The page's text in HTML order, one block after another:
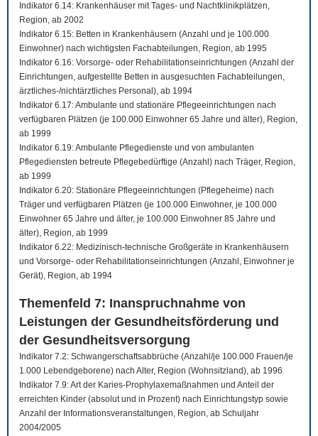
Indikator 6.14: Krankenhäuser mit Tages- und Nachtklinikplätzen,
Region, ab 2002
Indikator 6.15: Betten in Krankenhäusern (Anzahl und je 100.000
Einwohner) nach wichtigsten Fachabteilungen, Region, ab 1995
Indikator 6.16: Vorsorge- oder Rehabilitationseinrichtungen (Anzahl der
Einrichtungen, aufgestellte Betten in ausgesuchten Fachabteilungen,
ärztliches-/nichtärztliches Personal), ab 1994
Indikator 6.17: Ambulante und stationäre Pflegeeinrichtungen nach
verfügbaren Plätzen (je 100.000 Einwohner 65 Jahre und älter), Region,
ab 1999
Indikator 6.19: Ambulante Pflegedienste und von ambulanten
Pflegediensten betreute Pflegebedürftige (Anzahl) nach Träger, Region,
ab 1999
Indikator 6.20: Stationäre Pflegeeinrichtungen (Pflegeheime) nach
Träger und verfügbaren Plätzen (je 100.000 Einwohner, je 100.000
Einwohner 65 Jahre und älter, je 100.000 Einwohner 85 Jahre und
älter), Region, ab 1999
Indikator 6.22: Medizinisch-technische Großgeräte in Krankenhäusern
und Vorsorge- oder Rehabilitationseinrichtungen (Anzahl, Einwohner je
Gerät), Region, ab 1994
Themenfeld 7: Inanspruchnahme von
Leistungen der Gesundheitsförderung und
der Gesundheitsversorgung
Indikator 7.2: Schwangerschaftsabbrüche (Anzahl/je 100.000 Frauen/je
1.000 Lebendgeborene) nach Alter, Region (Wohnsitzland), ab 1996
Indikator 7.9: Art der Karies-Prophylaxemaßnahmen und Anteil der
erreichten Kinder (absolut und in Prozent) nach Einrichtungstyp sowie
Anzahl der Informationsveranstaltungen, Region, ab Schuljahr
2004/2005